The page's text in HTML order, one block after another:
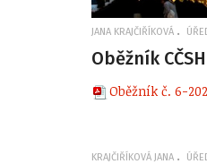
JANA KRAJČIŘÍKOVÁ
Oběžník
Oběžník č. 6-
KRAJČIŘÍKOVÁ JANA